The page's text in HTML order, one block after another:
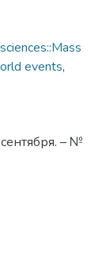
events,
– №